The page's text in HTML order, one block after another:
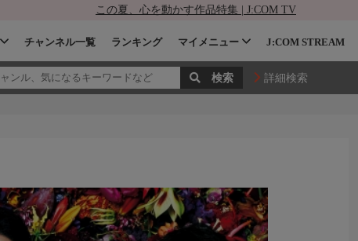
この夏、心を動かす作品特集 | J:COM TV
チャンネル一覧 ランキング マイメニュー J:COM STREAM
詳細検索